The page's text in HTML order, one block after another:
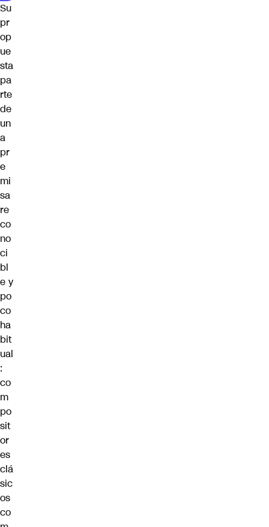
Su
pr
op
ue
sta
pa
rte
de
un
a
pr
e
mi
sa
re
co
no
ci
bl
e y
po
co
ha
bit
ual
:
co
m
po
sit
or
es
clá
sic
os
co